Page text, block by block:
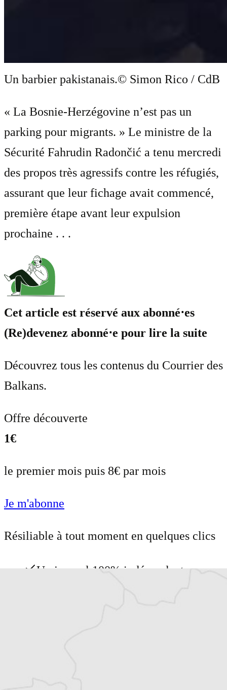
Un barbier pakistanais.© Simon Rico / CdB
« La Bosnie-Herzégovine n’est pas un
parking pour migrants. » Le ministre de la
Sécurité Fahrudin Radončić a tenu mercredi
des propos très agressifs contre les réfugiés,
assurant que leur fichage avait commencé,
première étape avant leur expulsion
prochaine . . .
Cet article est réservé aux abonné⋅es
(Re)devenez abonné⋅e pour lire la suite
Découvrez tous les contenus du Courrier des
Balkans.
Offre découverte
1€
le premier mois puis 8€ par mois
Je m'abonne
Résiliable à tout moment en quelques clics
Un journal 100% indépendant